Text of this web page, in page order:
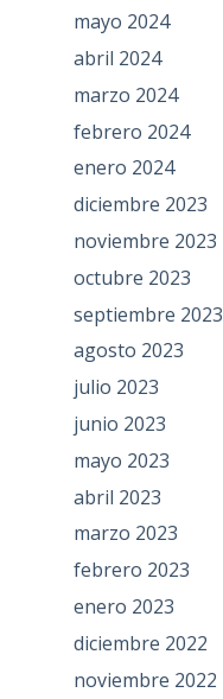
mayo 2024
abril 2024
marzo 2024
febrero 2024
enero 2024
diciembre 2023
noviembre 2023
octubre 2023
septiembre 2023
agosto 2023
julio 2023
junio 2023
mayo 2023
abril 2023
marzo 2023
febrero 2023
enero 2023
diciembre 2022
noviembre 2022